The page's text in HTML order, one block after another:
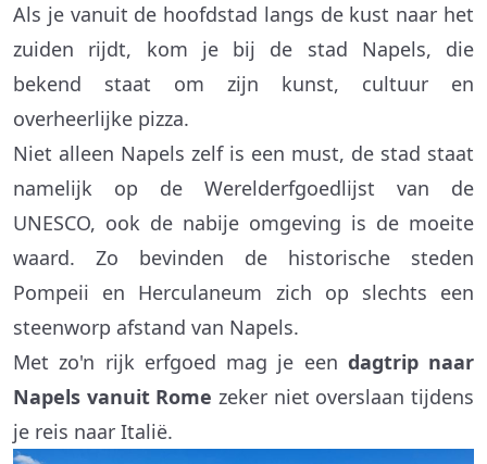
Als je vanuit de hoofdstad langs de kust naar het
zuiden rijdt, kom je bij de stad Napels, die
bekend staat om zijn kunst, cultuur en
overheerlijke pizza.
Niet alleen Napels zelf is een must, de stad staat
namelijk op de Werelderfgoedlijst van de
UNESCO, ook de nabije omgeving is de moeite
waard. Zo bevinden de historische steden
Pompeii en Herculaneum zich op slechts een
steenworp afstand van Napels.
Met zo'n rijk erfgoed mag je een dagtrip naar
Napels vanuit Rome zeker niet overslaan tijdens
je reis naar Italië.